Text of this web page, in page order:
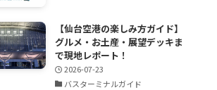
【仙台空港の楽しみ方ガイド】
グルメ・お土産・展望デッキま
で現地レポート！
2026-07-23
バスターミナルガイド